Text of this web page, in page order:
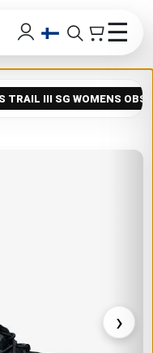
☰
TRAIL III SG WOMENS
›